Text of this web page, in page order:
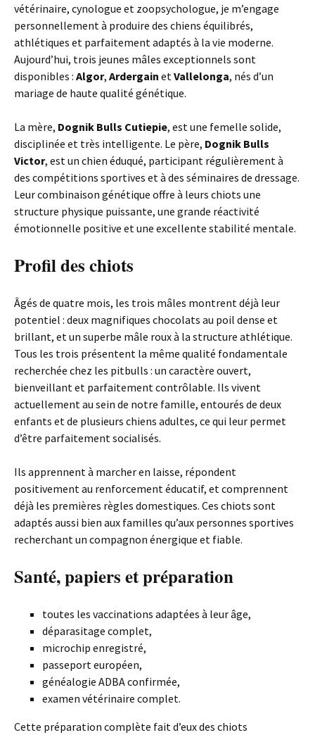
vétérinaire, cynologue et zoopsychologue, je m’engage
personnellement à produire des chiens équilibrés,
athlétiques et parfaitement adaptés à la vie moderne.
Aujourd’hui, trois jeunes mâles exceptionnels sont
disponibles : Algor, Ardergain etVallelonga, nés d’un
mariage de haute qualité génétique.
La mère, Dognik Bulls Cutiepie, est une femelle solide,
disciplinée et très intelligente. Le père, Dognik Bulls
Victor, est un chien éduqué, participant régulièrement à
des compétitions sportives et à des séminaires de dressage.
Leur combinaison génétique offre à leurs chiots une
structure physique puissante, une grande réactivité
émotionnelle positive et une excellente stabilité mentale.
Profil des chiots
Âgés de quatre mois, les trois mâles montrent déjà leur
potentiel : deux magnifiques chocolats au poil dense et
brillant, et un superbe mâle roux à la structure athlétique.
Tous les trois présentent la même qualité fondamentale
recherchée chez les pitbulls : un caractère ouvert,
bienveillant et parfaitement contrôlable. Ils vivent
actuellement au sein de notre famille, entourés de deux
enfants et de plusieurs chiens adultes, ce qui leur permet
d’être parfaitement socialisés.
Ils apprennent à marcher en laisse, répondent
positivement au renforcement éducatif, et comprennent
déjà les premières règles domestiques. Ces chiots sont
adaptés aussi bien aux familles qu’aux personnes sportives
recherchant un compagnon énergique et fiable.
Santé, papiers et préparation
toutes les vaccinations adaptées à leur âge,
déparasitage complet,
microchip enregistré,
passeport européen,
généalogie ADBA confirmée,
examen vétérinaire complet.
Cette préparation complète fait d’eux des chiots